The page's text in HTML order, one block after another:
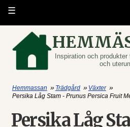
Inspiration och
och
☰
Hemmassan » Trädgård » Växter »
Persika Låg Stam - Prunus Persica Fruit
Persika Låg